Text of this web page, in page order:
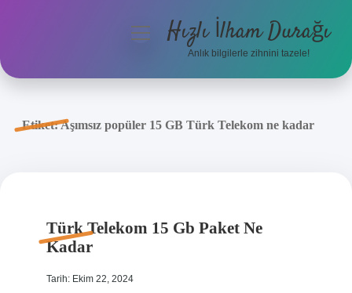
Anasayfa
menüyüHızlı İlham Durağı
Anlık bilgilerle zihnini tazele!
Etiket:Aşımsız popüler 15 GB Türk Telekom ne kadar
Türk Telekom 15 Gb Paket Ne
Kadar
Tarih: Ekim 22, 2024